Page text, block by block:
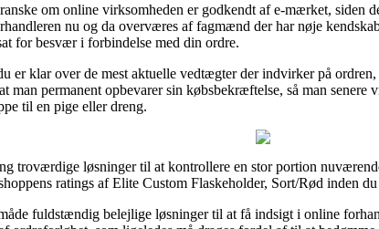
om online virksomheden er godkendt af e-mærket, siden
nu og da overværes af fagmænd der har nøje
for besvær i forbindelse med din ordre.
er klar over de mest aktuelle vedtægter der indvirker på
man permanent opbevarer sin købsbekræftelse, så man
til en pige eller dreng.
troværdige løsninger til at kontrollere en stor portion
ratings af Elite Custom Flaskeholder, Sort/Rød inden
fuldstændig belejlige løsninger til at få indsigt i online